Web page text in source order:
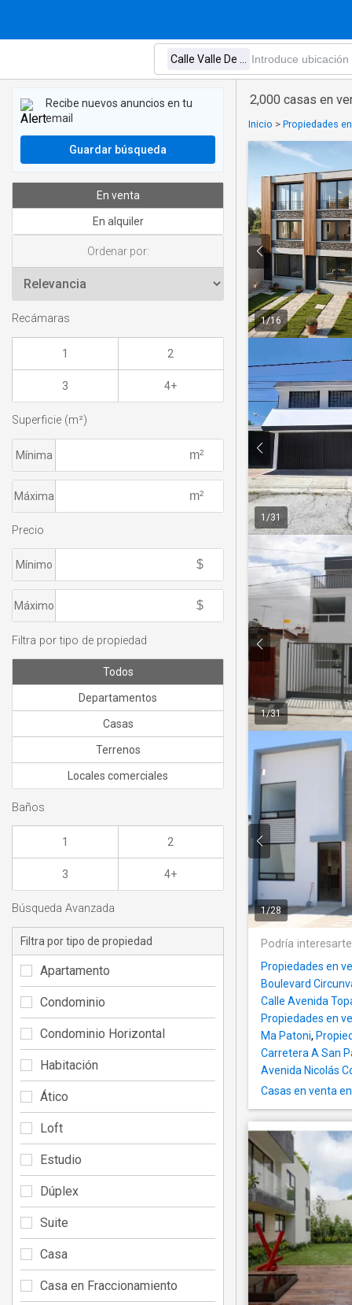
2,000 casas en
Inicio > Propiedades
1/16
1 /31
1/31
1/28
Podría
Propiedades en
Boulevard
Calle Avenida
Propiedades en
Ma Patoni,
Carretera A San
Avenida Nicolás
Casas en venta
Recibe nuevos anuncios en tu
email
Guardar búsqueda
En venta
En alquiler
Ordenar por:
Recámaras
1 2
3 4+
Superficie (m²)
Mínima
Máxima
Precio
Mínimo
Máximo
Filtra por tipo de propiedad
Todos
Departamentos
Casas
Terrenos
Locales comerciales
Baños
1 2
3 4+
Búsqueda Avanzada
Filtra por tipo de propiedad
Apartamento
Condominio
Condominio Horizontal
Habitación
Ático
Loft
Estudio
Dúplex
Suite
Casa
Casa en Fraccionamiento